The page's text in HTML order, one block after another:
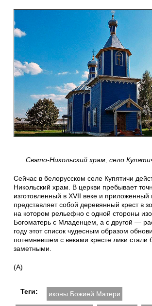
Свято-Никольский храм, село
Сейчас в белорусском селе Купятичи
Никольский храм. В церкви пребывает
изготовленный в XVII веке и приложенный
представляет собой деревянный крест в
на котором рельефно с одной стороны
Богоматерь с Младенцем, а с другой —
году этот список чудесным образом
потемневшем с веками кресте лики стали
заметными.
(А)
Теги: иконы Божией Матери